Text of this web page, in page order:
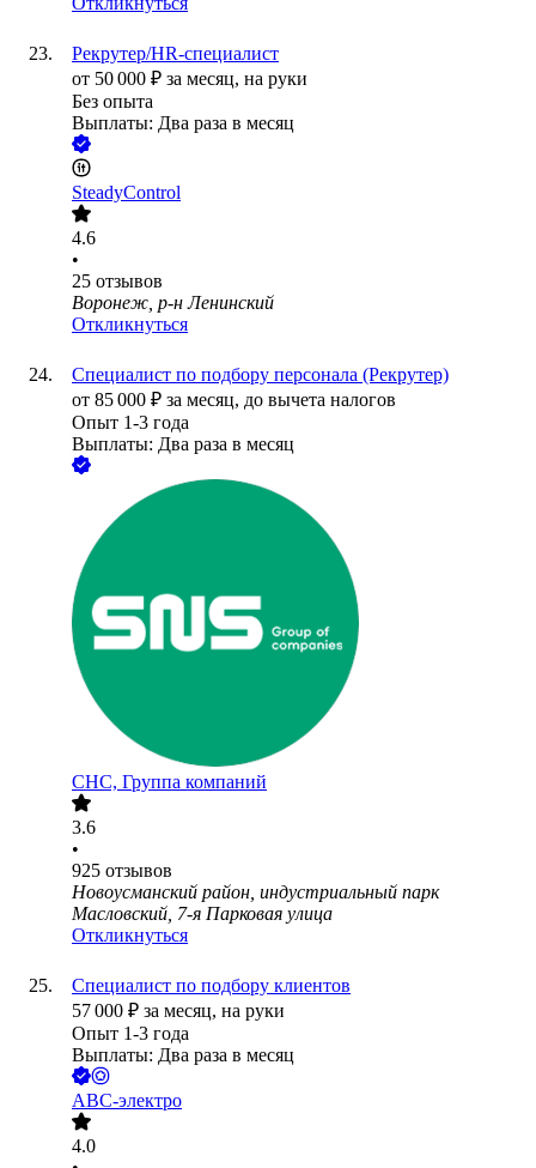
Рекрутер/HR-специалист
от 50 000 ₽ за месяц, на руки
Без опыта
Выплаты: Два раза в месяц
SteadyControl
4.6
•
25 отзывов
Воронеж, р-н Ленинский
Откликнуться
Специалист по подбору персонала (Рекрутер)
от 85 000 ₽ за месяц, до вычета налогов
Опыт 1-3 года
Выплаты: Два раза в месяц
СНС, Группа компаний
3.6
•
925 отзывов
Новоусманский район, индустриальный парк
Масловский, 7-я Парковая улица
Откликнуться
Специалист по подбору клиентов
57 000 ₽ за месяц, на руки
Опыт 1-3 года
Выплаты: Два раза в месяц
АВС-электро
4.0